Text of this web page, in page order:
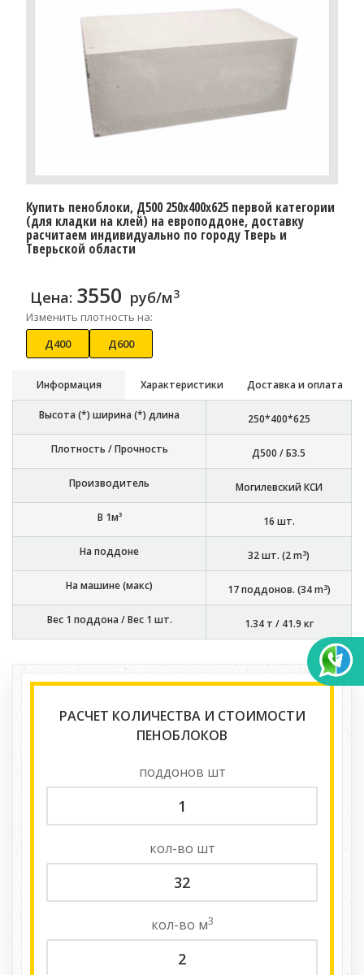
Купить пеноблоки, Д500 250x400x625 первой категории
(для кладки на клей) на европоддоне, доставку
расчитаем индивидуально по городу Тверь и
Тверьской области
Цена: 3550 руб/м3
Изменить плотность на:
Д400
Д600
Информация Характеристики Доставка и оплата
Высота (*) ширина (*) длина 250*400*625
Плотность / Прочность Д500 / Б3.5
Производитель Могилевский КСИ
В 1м³ 16 шт.
На поддоне 32шт. (2m3)
На машине (макс) 17поддонов. (34m3)
Вес 1 поддона / Вес 1 шт. 1.34 т / 41.9 кг
РАСЧЕТ КОЛИЧЕСТВА И СТОИМОСТИ
ПЕНОБЛОКОВ
поддонов шт
кол-во шт
кол-во м3